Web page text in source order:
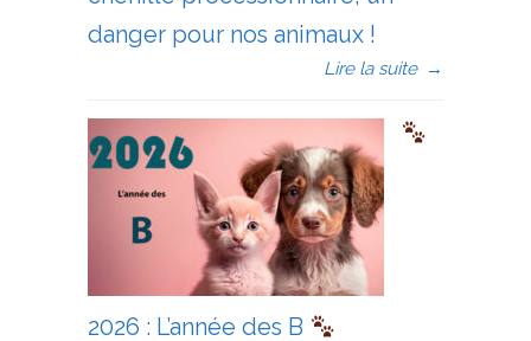
danger pour nos animaux !
Lire la suite →
2026 : L’année des B